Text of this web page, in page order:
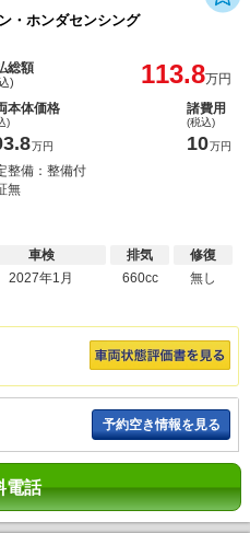
・ホンダセンシング
総額
) 113.8万円
本体価格
)
万円
諸費用
(税込)
10万円
整備：整備付
無
車検
2027年1月
排気
660cc
修復
無し
予約空き情報を見る
電話